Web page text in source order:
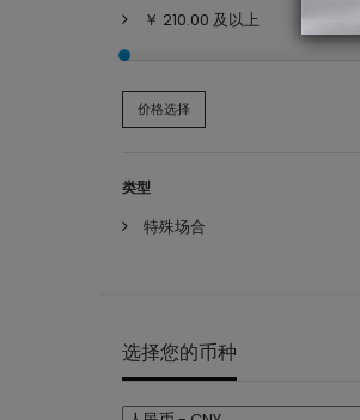
￥ 210.00 及以上
价格选择
类型
特殊场合
选择您的币种